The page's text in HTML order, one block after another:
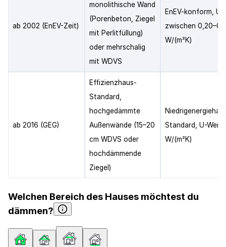
ab 2002 (EnEV-Zeit)
monolithische Wand
(Porenbeton, Ziegel
mit Perlitfüllung)
oder mehrschalig
mit WDVS
EnEV-konform, U-
zwischen
W/(m²K)
ab 2016 (GEG)
Effizienzhaus-
Standard,
hochgedämmte
Außenwände (15–20
cm WDVS oder
hochdämmende
Ziegel)
Standard, U-
W/(m²K)
Welchen Bereich des Hauses möchtest du
dämmen?